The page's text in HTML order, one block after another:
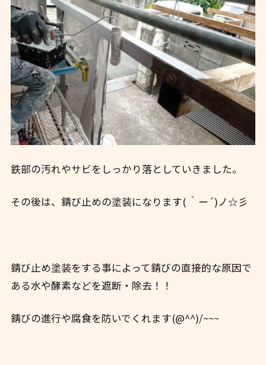
鉄部の汚れやサビをしっかり落としていきました。
その後は、錆び止めの塗装になります( ｀ー´)ノ☆彡
錆び止め塗装をする事によって錆びの直接的な原因で
ある水や酵素などを遮断・除去！！
錆びの進行や腐食を防いでくれます(@^^)/~~~